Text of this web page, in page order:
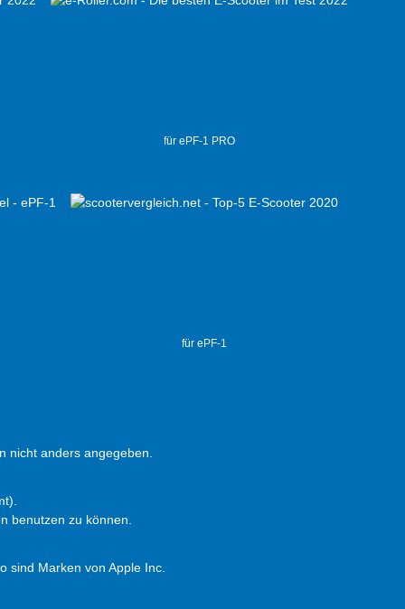
für ePF-1 PRO
für ePF-1
nicht anders angegeben.
benutzen zu können.
sind Marken von Apple Inc.